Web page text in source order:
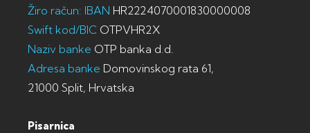
Žiro račun: IBAN HR2224070001830000008
Swift kod/BIC OTPVHR2X
Naziv banke OTP banka d.d.
Adresa banke Domovinskog rata 61,
21000 Split, Hrvatska
Pisarnica